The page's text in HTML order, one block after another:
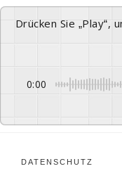
Drücken Sie
0:00
DATENSCHUTZ